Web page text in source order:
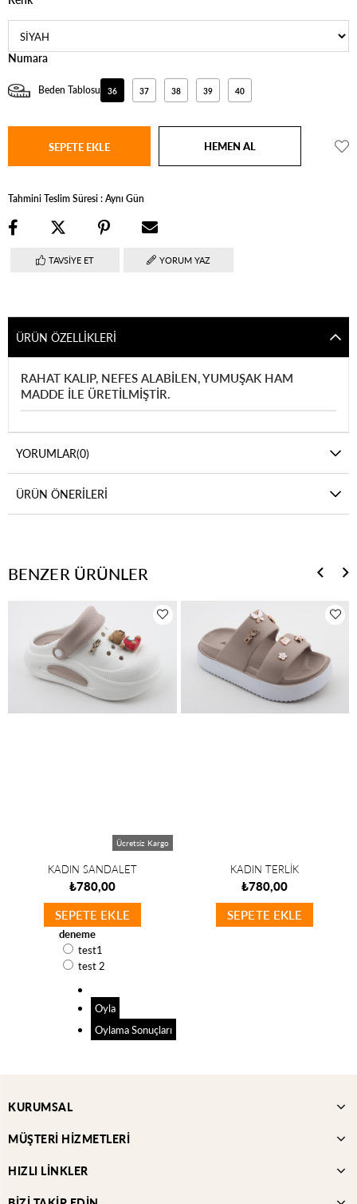
Numara
36 37 38 39 40
Beden Tablosu
Tahmini Teslim Süresi:Aynı Gün
TAVSIYE ET YORUM YAZ
ÜRÜN ÖZELLIKLERI
RAHAT KALIP, NEFES ALABİLEN, YUMUŞAK HAM
MADDE İLE ÜRETİLMİŞTİR.
YORUMLAR(0)
ÜRÜN ÖNERILERI
BENZER ÜRÜNLER
KADIN SANDALET
₺780,00
SEPETE EKLE
Ücretsiz Kargo
KADIN TERLİK
₺780,00
SEPETE EKLE
deneme
test1
test 2
Oyla
Oylama Sonuçları
KURUMSAL
MÜŞTERİ HİZMETLERİ
HIZLI LİNKLER